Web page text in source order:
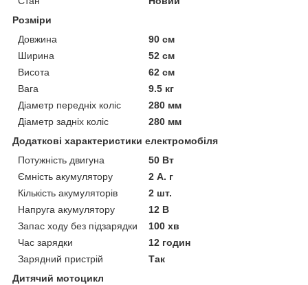
Розміри
Довжина
90 см
Ширина
52 см
Висота
62 см
Вага
9.5 кг
Діаметр передніх коліс
280 мм
Діаметр задніх коліс
280 мм
Додаткові характеристики електромобіля
Потужність двигуна
50 Вт
Ємність акумулятору
2 А. г
Кількість акумуляторів
2 шт.
Напруга акумулятору
12 В
Запас ходу без підзарядки
100 хв
Час зарядки
12 годин
Зарядний пристрій
Так
Дитячий мотоцикл